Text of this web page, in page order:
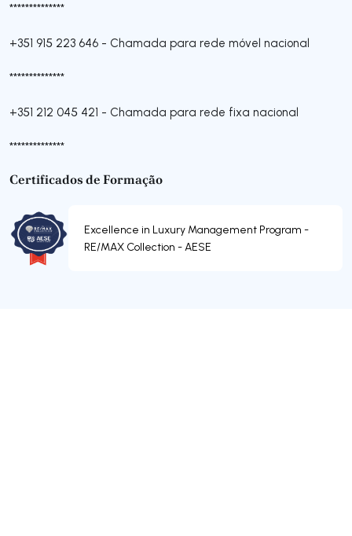
**************
+351 915 223 646 - Chamada para rede móvel nacional
**************
+351 212 045 421 - Chamada para rede fixa nacional
**************
Certificados de Formação
Excellence in Luxury Management Program -
RE/MAX Collection - AESE